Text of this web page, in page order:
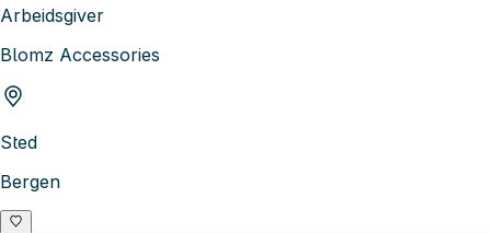
Arbeidsgiver
Blomz Accessories
Sted
Bergen